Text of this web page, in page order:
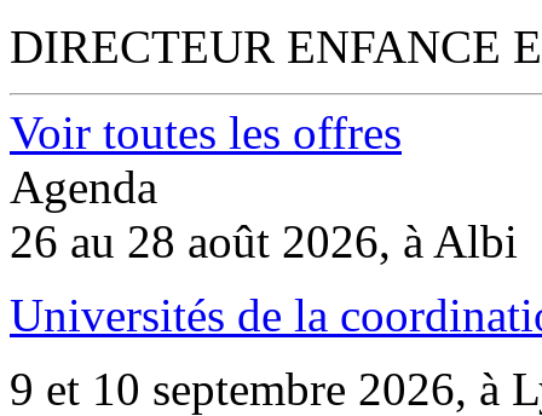
DIRECTEUR ENFANCE
Voir toutes les offres
Agenda
26 au 28 août 2026, à Albi
Universités de la
9 et 10 septembre 2026, à